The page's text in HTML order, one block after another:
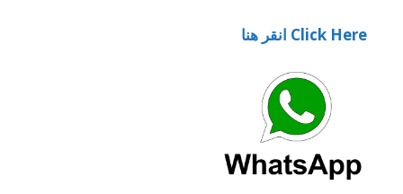
Click Here انقر هنا